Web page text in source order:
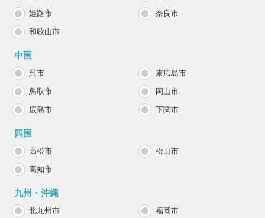
姫路市 奈良市
和歌山市
中国
呉市 東広島市
鳥取市 岡山市
広島市 下関市
四国
高松市 松山市
高知市
九州・沖縄
北九州市 福岡市